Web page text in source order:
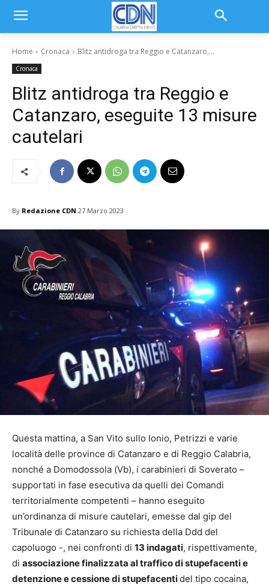
Home Cronaca Blitz antidroga tra Reggio e Catanzaro,...
Cronaca
Blitz antidroga tra Reggio e
Catanzaro, eseguite 13 misure
cautelari
By Redazione CDN 27 Marzo 2023
Questa mattina, a San Vito sullo Ionio, Petrizzi e varie
località delle province di Catanzaro e di Reggio Calabria,
nonché a Domodossola (Vb), i carabinieri di Soverato –
supportati in fase esecutiva da quelli dei Comandi
territorialmente competenti – hanno eseguito
un’ordinanza di misure cautelari, emesse dal gip del
Tribunale di Catanzaro su richiesta della Ddd del
capoluogo -, nei confronti di 13 indagati, rispettivamente,
di associazione finalizzata al traffico di stupefacenti e
detenzione e cessione di stupefacentidel tipo cocaina,